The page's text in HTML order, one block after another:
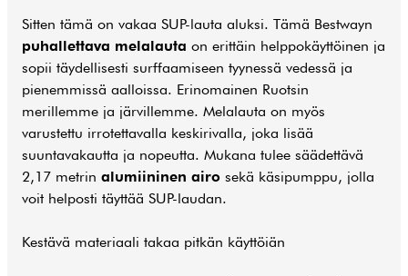
Sitten tämä on vakaa SUP-lauta aluksi. Tämä Bestwayn
puhallettava melalauta on erittäin helppokäyttöinen ja
sopii täydellisesti surffaamiseen tyynessä vedessä ja
pienemmissä aalloissa. Erinomainen Ruotsin
merillemme ja järvillemme. Melalauta on myös
varustettu irrotettavalla keskirivalla, joka lisää
suuntavakautta ja nopeutta. Mukana tulee säädettävä
2,17 metrin alumiininen airo sekä käsipumppu, jolla
voit helposti täyttää SUP-laudan.
Kestävä materiaali takaa pitkän käyttöiän